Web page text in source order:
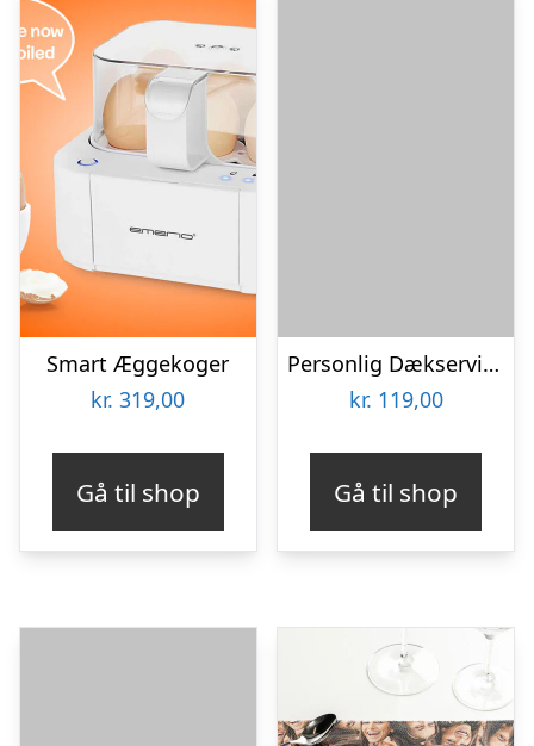
Smart Æggekoger
kr. 319,00
Gå til shop
Personlig Dækserviet med Billede
kr. 119,00
Gå til shop